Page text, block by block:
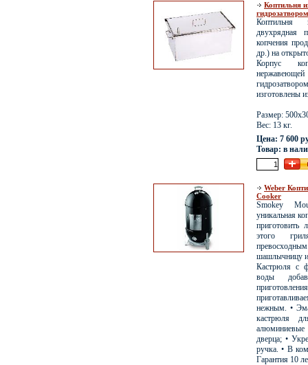
Коптильня
Коптильня
двухрядная
копчения
др.) на
Корпус
изготовлены
Размер:
Вес: 13 кг.
Цена: 7 600
Товар: в
Weber
Cooker
Smokey
уникальная
этого
шашлычницу
Кастрюля с
воды
нежным. •
кастрюля
дверца; •
ручка. • В
Гарантия 10